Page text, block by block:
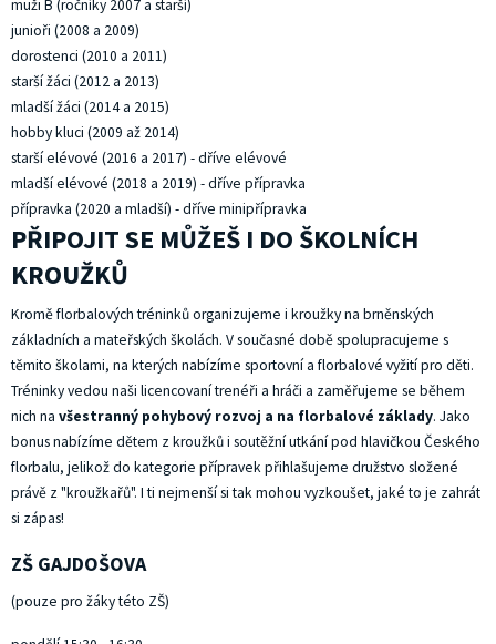
muži B (ročníky 2007 a starší)
junioři (2008 a 2009)
dorostenci (2010 a 2011)
starší žáci (2012 a 2013)
mladší žáci (2014 a 2015)
hobby kluci (2009 až 2014)
starší elévové (2016 a 2017) - dříve elévové
mladší elévové (2018 a 2019) - dříve přípravka
přípravka (2020 a mladší) - dříve minipřípravka
PŘIPOJIT SE MŮŽEŠ I DO ŠKOLNÍCH
KROUŽKŮ
Kromě florbalových tréninků organizujeme i kroužky na brněnských
základních a mateřských školách. V současné době spolupracujeme s
těmito školami, na kterých nabízíme sportovní a florbalové vyžití pro děti.
Tréninky vedou naši licencovaní trenéři a hráči a zaměřujeme se během
nich na všestranný pohybový rozvoj a na florbalové základy. Jako
bonus nabízíme dětem z kroužků i soutěžní utkání pod hlavičkou Českého
florbalu, jelikož do kategorie přípravek přihlašujeme družstvo složené
právě z "kroužkařů". I ti nejmenší si tak mohou vyzkoušet, jaké to je zahrát
si zápas!
ZŠ GAJDOŠOVA
(pouze pro žáky této ZŠ)